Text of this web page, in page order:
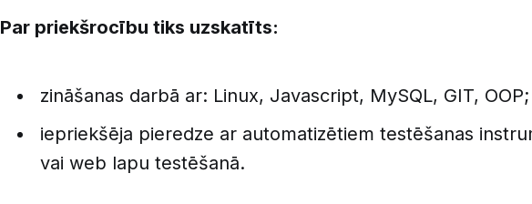
Par priekšrocību tiks uzskatīts:
zināšanas darbā ar: Linux, Javascript, MySQL, GIT, OOP;
iepriekšēja pieredze ar automatizētiem testēšanas
vai web lapu testēšanā.